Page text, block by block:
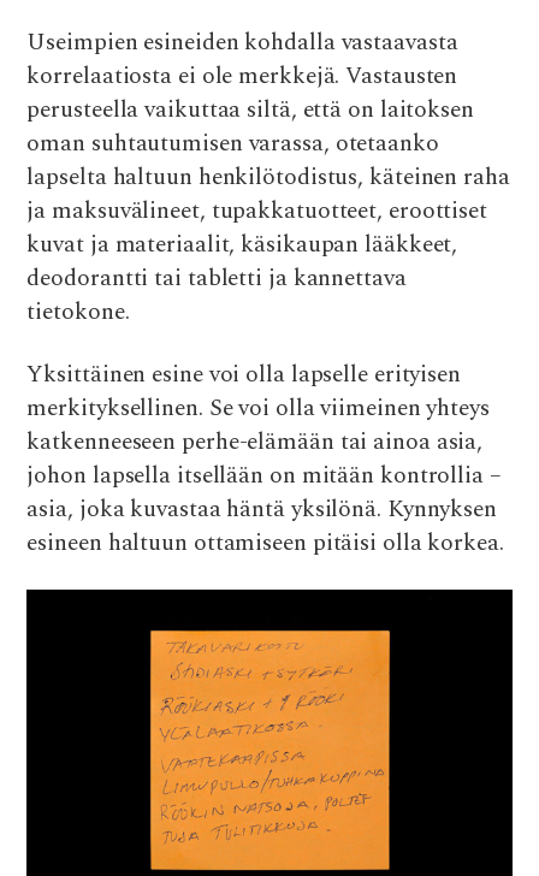
Useimpien esineiden kohdalla vastaavasta
korrelaatiosta ei ole merkkejä. Vastausten
perusteella vaikuttaa siltä, että on laitoksen
oman suhtautumisen varassa, otetaanko
lapselta haltuun henkilötodistus, käteinen raha
ja maksuvälineet, tupakkatuotteet, eroottiset
kuvat ja materiaalit, käsikaupan lääkkeet,
deodorantti tai tabletti ja kannettava
tietokone.
Yksittäinen esine voi olla lapselle erityisen
merkityksellinen. Se voi olla viimeinen yhteys
katkenneeseen perhe-elämään tai ainoa asia,
johon lapsella itsellään on mitään kontrollia –
asia, joka kuvastaa häntä yksilönä. Kynnyksen
esineen haltuun ottamiseen pitäisi olla korkea.